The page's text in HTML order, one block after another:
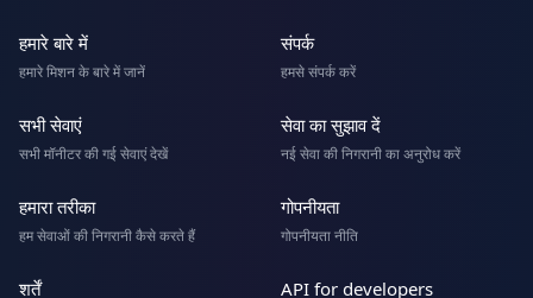
हमारे बारे में
हमारे मिशन के बारे में जानें
संपर्क
हमसे संपर्क करें
सभी सेवाएं
सभी मॉनीटर की गई सेवाएं देखें
सेवा का सुझाव दें
नई सेवा की निगरानी का अनुरोध करें
हमारा तरीका
हम सेवाओं की निगरानी कैसे करते हैं
गोपनीयता
गोपनीयता नीति
शर्तें API for developers